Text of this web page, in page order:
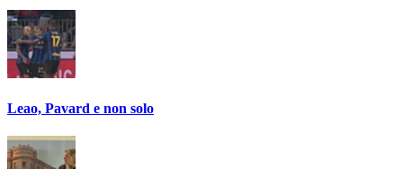
Leao, Pavard e non solo